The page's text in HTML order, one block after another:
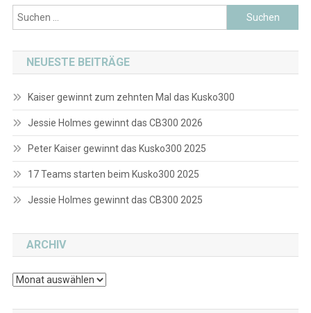
Suchen
nach:
NEUESTE BEITRÄGE
Kaiser gewinnt zum zehnten Mal das Kusko300
Jessie Holmes gewinnt das CB300 2026
Peter Kaiser gewinnt das Kusko300 2025
17 Teams starten beim Kusko300 2025
Jessie Holmes gewinnt das CB300 2025
ARCHIV
Archiv